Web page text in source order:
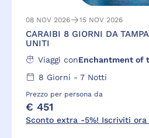
08 NOV 2026 15 NOV 2026
CARAIBI 8 GIORNI DA
UNITI
Viaggi conEnchantment of
8 Giorni - 7Notti
Prezzo per persona da
€ 451
Sconto extra -5%! Iscriviti ora